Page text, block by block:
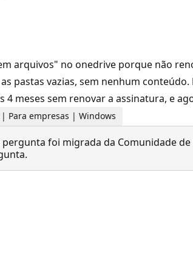
arquivos" no onedrive porque não
pastas vazias, sem nenhum
4 meses sem renovar a assinatura, e
Para empresas | Windows
pergunta foi migrada da Comunidade